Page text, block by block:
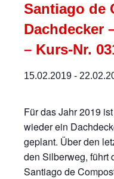
Santiago de
Dachdecker
– Kurs-Nr.
15.02.2019 -
Für das Jahr 2019
wieder ein
geplant. Über den
den Silberweg, führt
Santiago de